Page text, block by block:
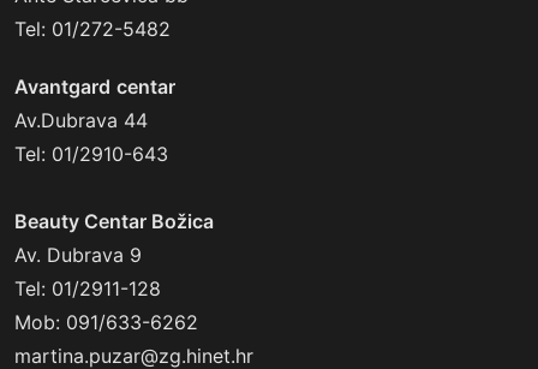
Tel: 01/272-5482
Avantgard centar
Av.Dubrava 44
Tel: 01/2910-643
Beauty Centar Božica
Av. Dubrava 9
Tel: 01/2911-128
Mob: 091/633-6262
martina.puzar@zg.hinet.hr